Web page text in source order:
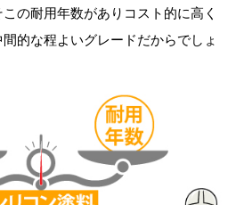
の耐用年数がありコスト的に高く
的な程よいグレードだからでしょ